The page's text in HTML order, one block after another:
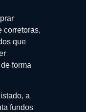
corretoras,
que
forma
a
fundos